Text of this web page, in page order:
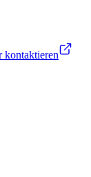
kontaktieren